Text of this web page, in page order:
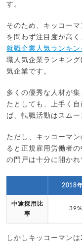
す。
そのため、キッコー
を問わず注目度が高く
就職企業人気ランキン
職人気企業ランキン
気企業です。
多くの優秀な人材が
たとしても、上手く
ば、転職活動はスムー
ただし、キッコーマ
ると正規雇用労働者
の門戸は十分に開かれ
2018
中途採用比
率
39%
しかしキッコーマン